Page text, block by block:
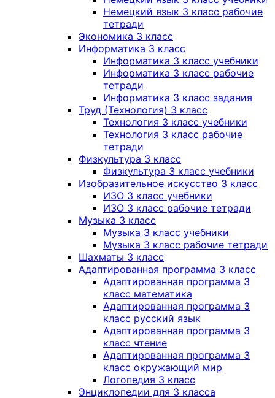
Немецкий язык 3 класс рабочие
тетради
Экономика 3 класс
Информатика 3 класс
Информатика 3 класс учебники
Информатика 3 класс рабочие
тетради
Информатика 3 класс задания
Труд (Технология) 3 класс
Технология 3 класс учебники
Технология 3 класс рабочие
тетради
Физкультура 3 класс
Физкультура 3 класс учебники
Изобразительное искусство 3 класс
ИЗО 3 класс учебники
ИЗО 3 класс рабочие тетради
Музыка 3 класс
Музыка 3 класс учебники
Музыка 3 класс рабочие тетради
Шахматы 3 класс
Адаптированная программа 3 класс
Адаптированная программа 3
класс математика
Адаптированная программа 3
класс русский язык
Адаптированная программа 3
класс чтение
Адаптированная программа 3
класс окружающий мир
Логопедия 3 класс
Энциклопедии для 3 класса